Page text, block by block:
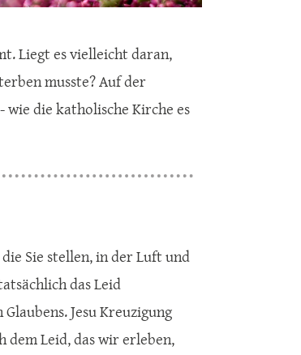
Liegt es vielleicht daran,
musste? Auf der
die katholische Kirche es
Sie stellen, in der Luft und
das Leid
Jesu Kreuzigung
dem Leid, das wir erleben,